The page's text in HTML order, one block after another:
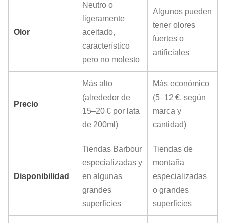
Olor
Neutro o
ligeramente
aceitado,
característico
pero no molesto
Algunos pueden
tener olores
fuertes o
artificiales
Precio
Más alto
(alrededor de
15–20 € por lata
de 200ml)
Más económico
(5–12 €, según
marca y
cantidad)
Disponibilidad
Tiendas Barbour
especializadas y
en algunas
grandes
superficies
Tiendas de
montaña
especializadas
o grandes
superficies